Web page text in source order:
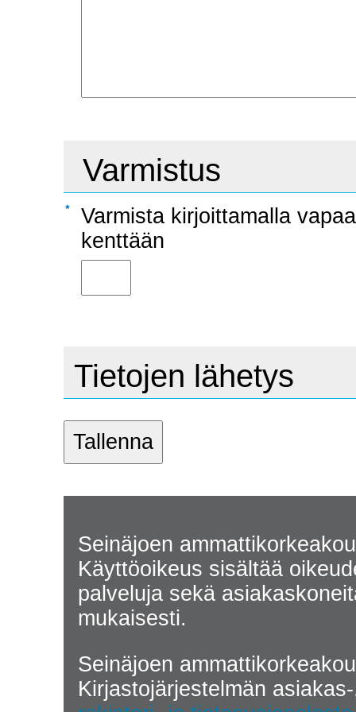
Varmistus
Varmista kirjoittamalla
kenttään
Tietojen lähetys
Seinäjoen
Käyttöoikeus sisältää
palveluja sekä
mukaisesti.
Seinäjoen
Kirjastojärjestelmän